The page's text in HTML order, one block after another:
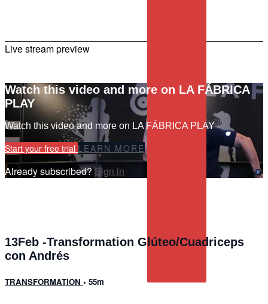
Live stream preview
Watch this video and more on LA FÁBRICA
PLAY
Watch this video and more on LA FÁBRICA PLAY
Start your free trial LEARN MORE
Already subscribed?Sign in
13Feb -Transformation Glúteo/Cuadriceps
con Andrés
TRANSFORMATION • 55m